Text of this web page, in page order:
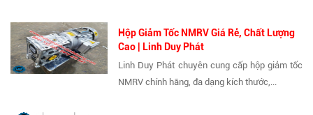
Hộp Giảm Tốc NMRV Giá Rẻ, Chất Lượng
Cao | Linh Duy Phát
Linh Duy Phát chuyên cung cấp hộp giảm tốc
NMRV chính hãng, đa dạng kích thước,...